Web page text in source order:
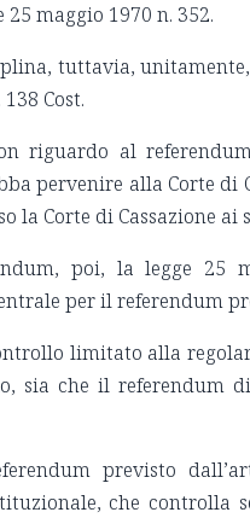
maggio 1970 n. 352.
tuttavia,
Cost.
riguardo al
pervenire alla Corte di
Corte di Cassazione ai
poi, la legge 25
per il referendum
limitato alla
sia che il referendum
previsto
che controlla